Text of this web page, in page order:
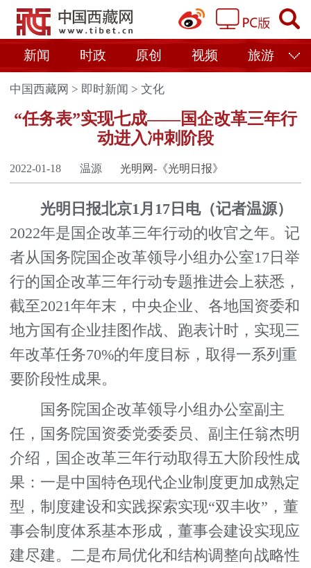
新闻 时政 原创 视频 旅游
中国西藏网 > 即时新闻 >文化
“任务表”实现七成——国企改革三年行
动进入冲刺阶段
2022-01-18 温源 光明网-《光明日报》
光明日报北京1月17日电（记者温源）
2022年是国企改革三年行动的收官之年。记
者从国务院国企改革领导小组办公室17日举
行的国企改革三年行动专题推进会上获悉，
截至2021年年末，中央企业、各地国资委和
地方国有企业挂图作战、跑表计时，实现三
年改革任务70%的年度目标，取得一系列重
要阶段性成果。
国务院国企改革领导小组办公室副主
任，国务院国资委党委委员、副主任翁杰明
介绍，国企改革三年行动取得五大阶段性成
果：一是中国特色现代企业制度更加成熟定
型，制度建设和实践探索实现“双丰收”，董
事会制度体系基本形成，董事会建设实现应
建尽建。二是布局优化和结构调整向战略性